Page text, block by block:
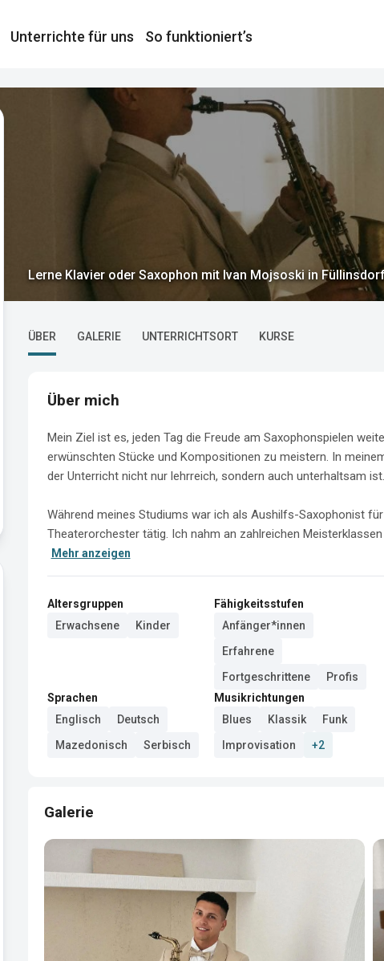
Unterrichte für uns So funktioniert’s
Lerne Klavier oder Saxophon mit Ivan Mojsoski in
ÜBER GALERIE UNTERRICHTSORT KURSE
Über mich
Mein Ziel ist es, jeden Tag die Freude am Saxophonspielen
erwünschten Stücke und Kompositionen zu meistern. In
der Unterricht nicht nur lehrreich, sondern auch unterhaltsam ist.
Während meines Studiums war ich als Aushilfs-Saxophonist
Theaterorchester tätig. Ich nahm an zahlreichen
Mehr anzeigen
Altersgruppen
Erwachsene
Kinder
Fähigkeitsstufen
Anfänger*innen
Erfahrene
Fortgeschrittene
Profis
Sprachen
Englisch
Deutsch
Mazedonisch
Serbisch
Musikrichtungen
Blues
Klassik
Funk
Improvisation
+2
Galerie